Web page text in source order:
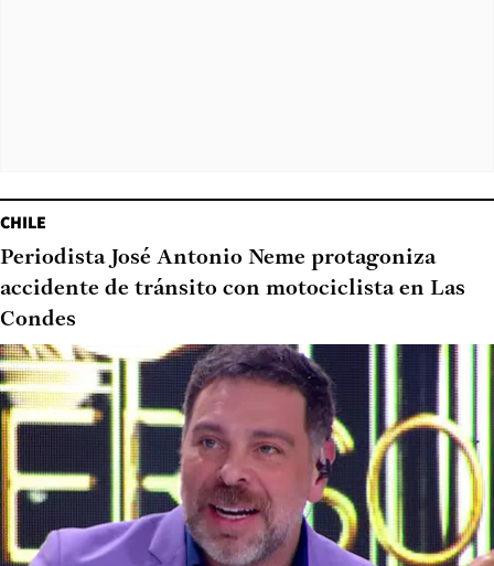
CHILE
Periodista José Antonio Neme protagoniza
accidente de tránsito con motociclista en Las
Condes